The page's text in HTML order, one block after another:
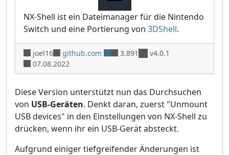
NX-Shell ist ein Dateimanager für die Nintendo
Switch und eine Portierung von 3DShell.
joel16 github.com 3.891
v4.0.1
07.08.2022
Diese Version unterstützt nun das Durchsuchen
von USB-Geräten. Denkt daran, zuerst "Unmount
USB devices" in den Einstellungen von NX-Shell zu
drücken, wenn ihr ein USB-Gerät absteckt.
Aufgrund einiger tiefgreifender Änderungen ist